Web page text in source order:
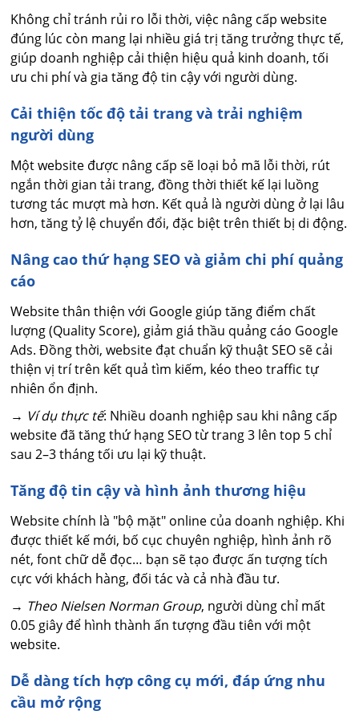
Không chỉ tránh rủi ro lỗi thời, việc nâng cấp website
đúng lúc còn mang lại nhiều giá trị tăng trưởng thực tế,
giúp doanh nghiệp cải thiện hiệu quả kinh doanh, tối
ưu chi phí và gia tăng độ tin cậy với người dùng.
Cải thiện tốc độ tải trang và trải nghiệm
người dùng
Một website được nâng cấp sẽ loại bỏ mã lỗi thời, rút
ngắn thời gian tải trang, đồng thời thiết kế lại luồng
tương tác mượt mà hơn. Kết quả là người dùng ở lại lâu
hơn, tăng tỷ lệ chuyển đổi, đặc biệt trên thiết bị di động.
Nâng cao thứ hạng SEO và giảm chi phí quảng
cáo
Website thân thiện với Google giúp tăng điểm chất
lượng (Quality Score), giảm giá thầu quảng cáo Google
Ads. Đồng thời, website đạt chuẩn kỹ thuật SEO sẽ cải
thiện vị trí trên kết quả tìm kiếm, kéo theo traffic tự
nhiên ổn định.
→ Ví dụ thực tế: Nhiều doanh nghiệp sau khi nâng cấp
website đã tăng thứ hạng SEO từ trang 3 lên top 5 chỉ
sau 2–3 tháng tối ưu lại kỹ thuật.
Tăng độ tin cậy và hình ảnh thương hiệu
Website chính là "bộ mặt" online của doanh nghiệp. Khi
được thiết kế mới, bố cục chuyên nghiệp, hình ảnh rõ
nét, font chữ dễ đọc… bạn sẽ tạo được ấn tượng tích
cực với khách hàng, đối tác và cả nhà đầu tư.
→ Theo Nielsen Norman Group, người dùng chỉ mất
0.05 giây để hình thành ấn tượng đầu tiên với một
website.
Dễ dàng tích hợp công cụ mới, đáp ứng nhu
cầu mở rộng